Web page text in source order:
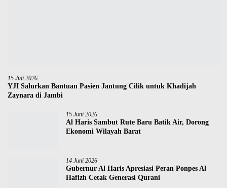
15 Juli 2026
YJI Salurkan Bantuan Pasien Jantung Cilik untuk Khadijah
Zaynara di Jambi
15 Juni 2026
Al Haris Sambut Rute Baru Batik Air, Dorong
Ekonomi Wilayah Barat
14 Juni 2026
Gubernur Al Haris Apresiasi Peran Ponpes Al
Hafizh Cetak Generasi Qurani